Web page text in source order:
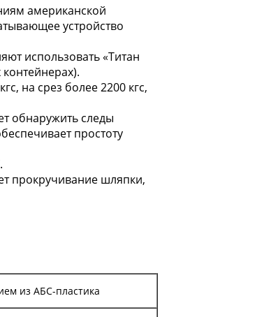
американской
устройство
использовать «Титан
на срез более 2200 кгс,
обнаружить следы
простоту
прокручивание шляпки,
из АБС-пластика